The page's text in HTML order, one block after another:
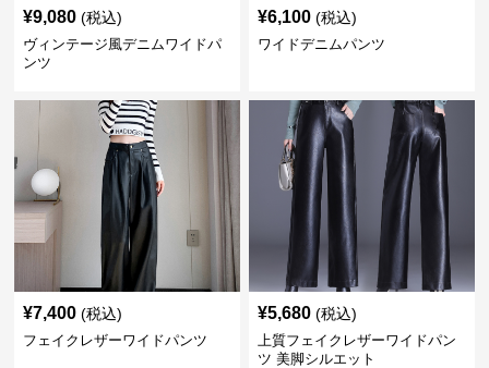
¥9,080 (税込)
ヴィンテージ風デニムワイドパ
ンツ
¥6,100 (税込)
ワイドデニムパンツ
¥7,400 (税込)
フェイクレザーワイドパンツ
¥5,680 (税込)
上質フェイクレザーワイドパン
ツ 美脚シルエット